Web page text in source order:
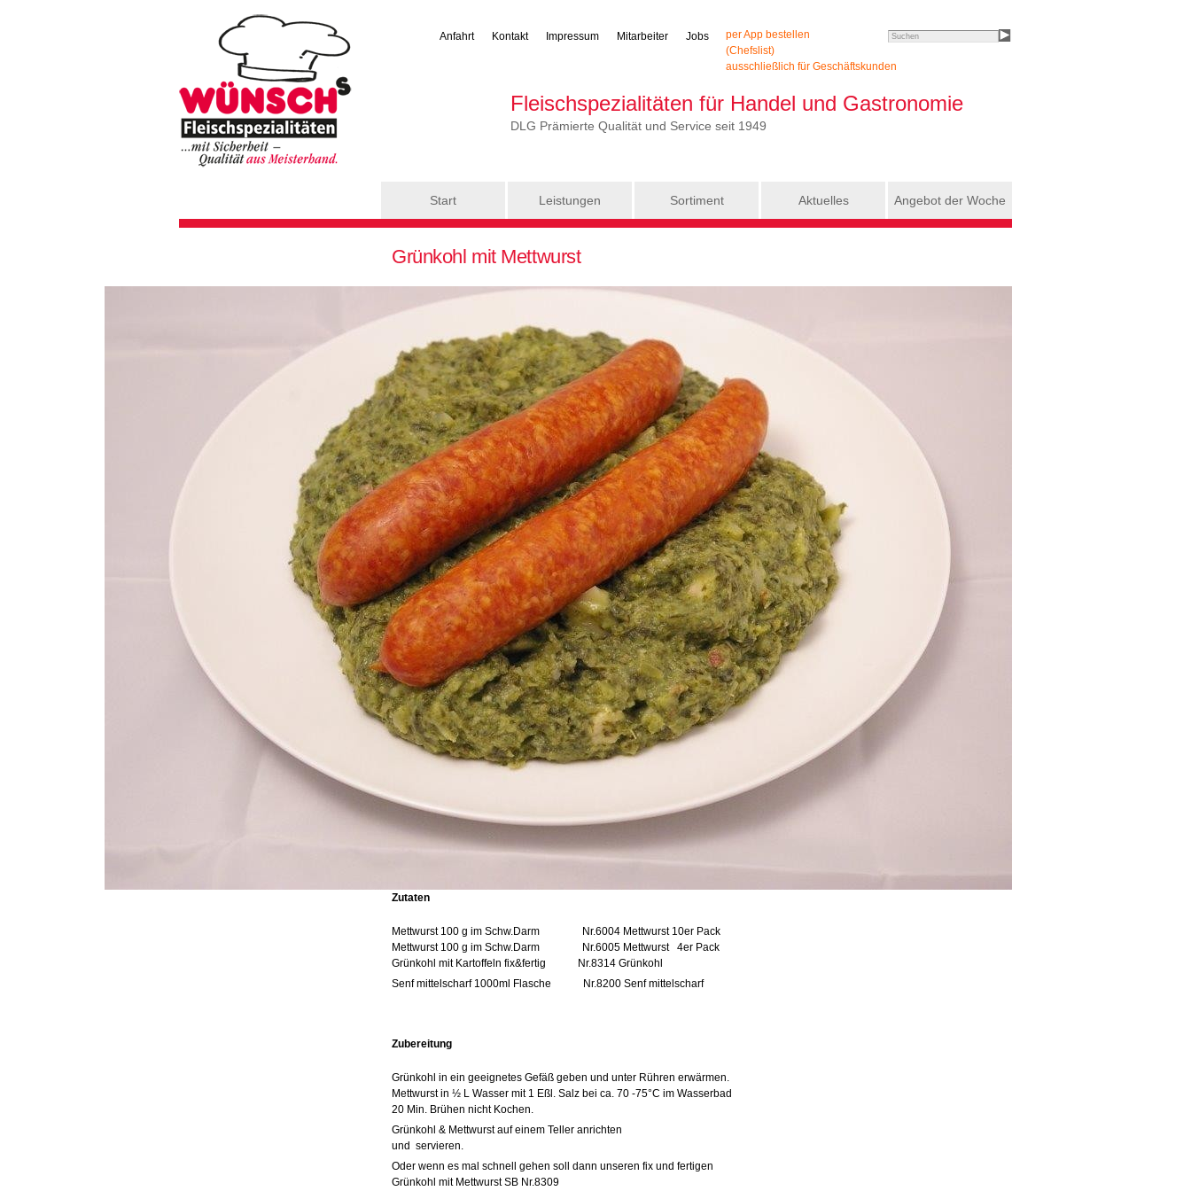
per App bestellen
(Chefslist)
ausschließlich für Geschäftskunden
Anfahrt Kontakt Impressum Mitarbeiter Jobs Search this site
Fleischspezialitäten für Handel und Gastronomie
DLG Prämierte Qualität und Service seit 1949
Start Leistungen Sortiment Aktuelles Angebot der Woche
Grünkohl mit Mettwurst
Zutaten
Mettwurst 100 g im Schw.Darm Nr.6004 Mettwurst 10er Pack
Mettwurst 100 g im Schw.Darm Nr.6005 Mettwurst 4er Pack
Grünkohl mit Kartoffeln fix&fertig Nr.8314 Grünkohl
Senf mittelscharf 1000ml Flasche Nr.8200 Senf mittelscharf
Zubereitung
Grünkohl in ein geeignetes Gefäß geben und unter Rühren erwärmen.
Mettwurst in ½ L Wasser mit 1 Eßl. Salz bei ca. 70 -75°C im Wasserbad
20 Min. Brühen nicht Kochen.
Grünkohl & Mettwurst auf einem Teller anrichten
und servieren.
Oder wenn es mal schnell gehen soll dann unseren fix und fertigen
Grünkohl mit Mettwurst SB Nr.8309